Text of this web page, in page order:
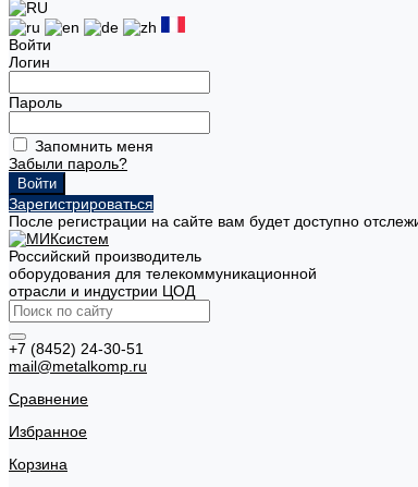
Войти
Логин
Пароль
Запомнить меня
Забыли пароль?
Зарегистрироваться
После регистрации на сайте вам будет доступно
Российский производитель
оборудования для телекоммуникационной
отрасли и индустрии ЦОД
+7 (8452) 24-30-51
mail@metalkomp.ru
Сравнение
Избранное
Корзина